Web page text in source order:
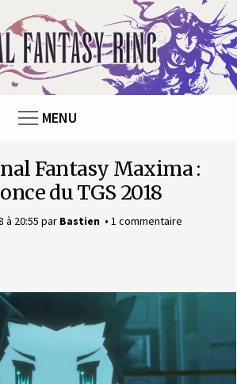
MENU
Fantasy Maxima :
du TGS 2018
à 20:55 par Bastien 1 commentaire